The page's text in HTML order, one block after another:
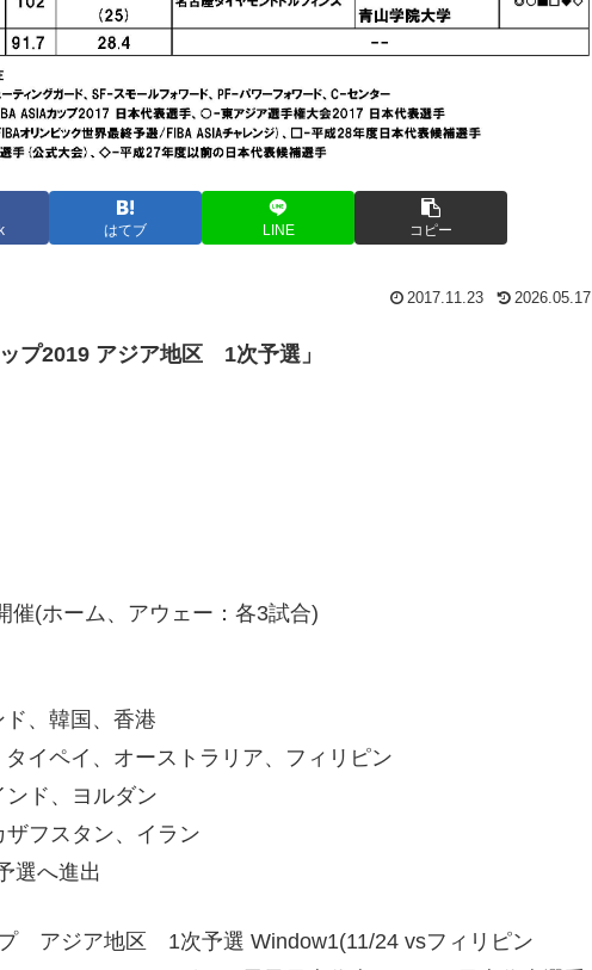
はてブ LINE コピー
2017.11.23 2026.05.17
プ2019 アジア地区 1次予選」
催(ホーム、アウェー：各3試合)
ド、韓国、香港
イペイ、オーストラリア、フィリピン
ンド、ヨルダン
ザフスタン、イラン
選へ進出
プ アジア地区 1次予選 Window1(11/24 vsフィリピン